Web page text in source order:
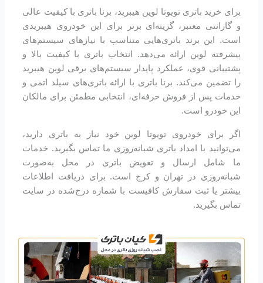
برای خرید باتری تویوتا لوین هیبرید، برنا باتری با کیفیت عالی
و گارانتی معتبر، گزینه‌ای برتر برای این خودروی هیبریدی
است. این برند باتری‌هایی متناسب با نیازهای سیستم‌های
پیشرفته لوین ارائه می‌دهد. انتخاب باتری با کیفیت بالا و
پشتیبانی قوی، عملکرد پایدار سیستم‌های برقی لوین هیبرید
را تضمین می‌کند. برنا باتری با ارائه باتری‌های سیلد اتمی و
خدمات پس از فروش حرفه‌ای، انتخابی مطمئن برای مالکان
این خودرو است.
اگر برای خودروی تویوتا لوین خود نیاز به باتری دارید،
می‌توانید با امداد باتری شبانه‌روزی ما تماس بگیرید. خدمات
ما شامل ارسال و تعویض باتری در محل به‌صورت
شبانه‌روزی در تهران و کرج است. برای دریافت اطلاعات
بیشتر یا ثبت سفارش کافیست با شماره درج‌شده در سایت
تماس بگیرید.